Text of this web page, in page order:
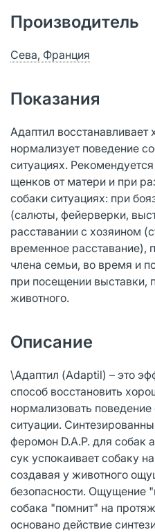
Производитель
Сева, Франция
Показания
Адаптил
нормализует поведение
ситуациях.
щенков от матери и при
собаки ситуациях: при
(салюты, фейерверки,
расставании с хозяином
временное расставание),
члена семьи, во время и
при посещении выставки,
животного.
Описание
\Адаптил (Adaptil) – это
способ восстановить
нормализовать
ситуации.
феромон D.A.P. для собак
сук успокаивает собаку
создавая у животного
безопасности. Ощущение
собака "помнит" на
основано действие